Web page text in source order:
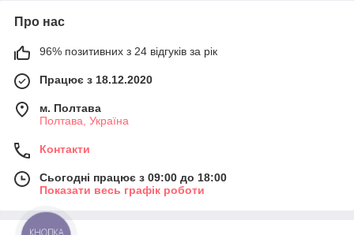
Про нас
96% позитивних з 24 відгуків за рік
Працює з 18.12.2020
м. Полтава
Полтава, Україна
Контакти
Сьогодні працює з 09:00 до 18:00
Показати весь графік роботи